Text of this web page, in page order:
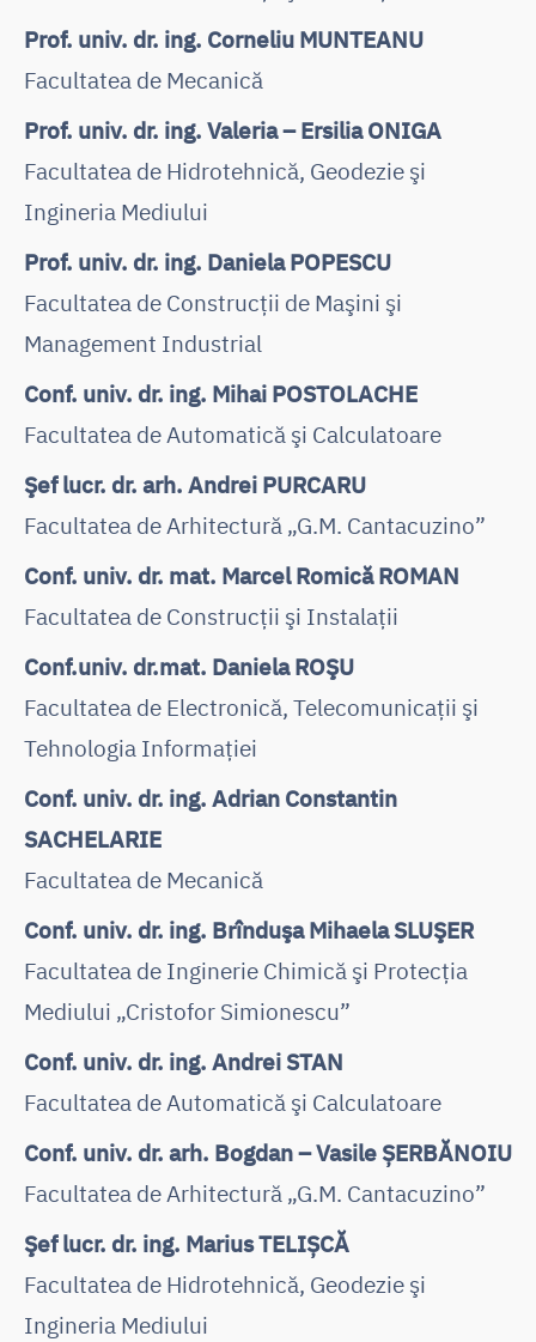
Prof. univ. dr. ing. Corneliu MUNTEANU
Facultatea de Mecanică
Prof. univ. dr. ing. Valeria – Ersilia ONIGA
Facultatea de Hidrotehnică, Geodezie şi
Ingineria Mediului
Prof. univ. dr. ing. Daniela POPESCU
Facultatea de Construcţii de Maşini şi
Management Industrial
Conf. univ. dr. ing. Mihai POSTOLACHE
Facultatea de Automatică şi Calculatoare
Şef lucr. dr. arh. Andrei PURCARU
Facultatea de Arhitectură „G.M. Cantacuzino”
Conf. univ. dr. mat. Marcel Romică ROMAN
Facultatea de Construcţii şi Instalaţii
Conf.univ. dr.mat. Daniela ROŞU
Facultatea de Electronică, Telecomunicaţii şi
Tehnologia Informaţiei
Conf. univ. dr. ing. Adrian Constantin
SACHELARIE
Facultatea de Mecanică
Conf. univ. dr. ing. Brînduşa Mihaela SLUŞER
Facultatea de Inginerie Chimică şi Protecţia
Mediului „Cristofor Simionescu”
Conf. univ. dr. ing. Andrei STAN
Facultatea de Automatică şi Calculatoare
Conf. univ. dr. arh. Bogdan – Vasile ȘERBĂNOIU
Facultatea de Arhitectură „G.M. Cantacuzino”
Şef lucr. dr. ing. Marius TELIȘCĂ
Facultatea de Hidrotehnică, Geodezie şi
Ingineria Mediului